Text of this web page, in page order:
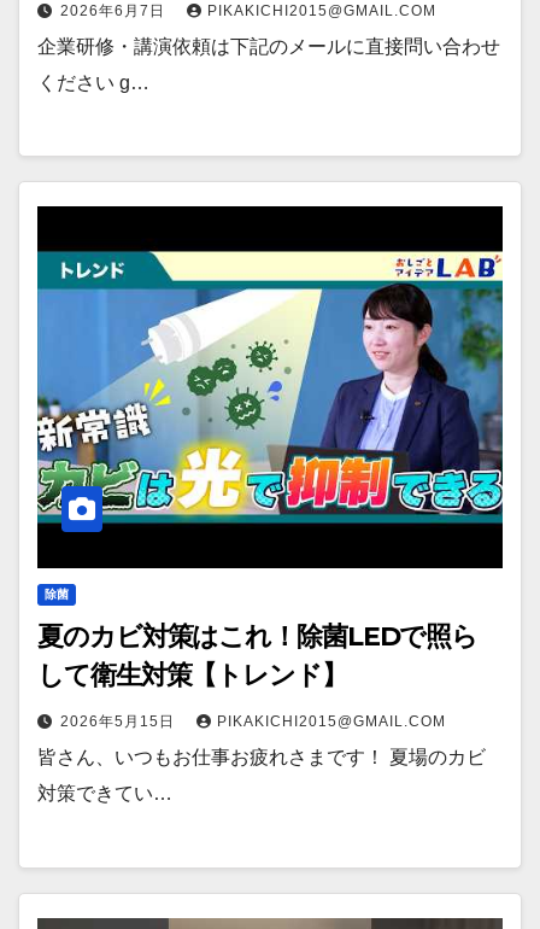
2026年6月7日 PIKAKICHI2015@GMAIL.COM
企業研修・講演依頼は下記のメールに直接問い合わせ
ください g…
除菌
夏のカビ対策はこれ！除菌LEDで照ら
して衛生対策【トレンド】
2026年5月15日 PIKAKICHI2015@GMAIL.COM
皆さん、いつもお仕事お疲れさまです！ 夏場のカビ
対策できてい…